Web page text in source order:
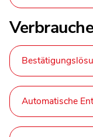
Automatische